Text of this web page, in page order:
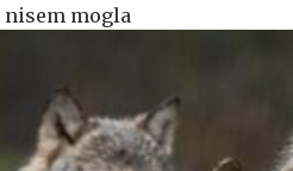
nisem mogla